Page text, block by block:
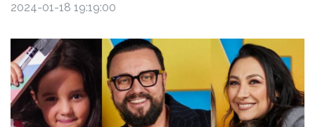
2024-01-18 19:19:00